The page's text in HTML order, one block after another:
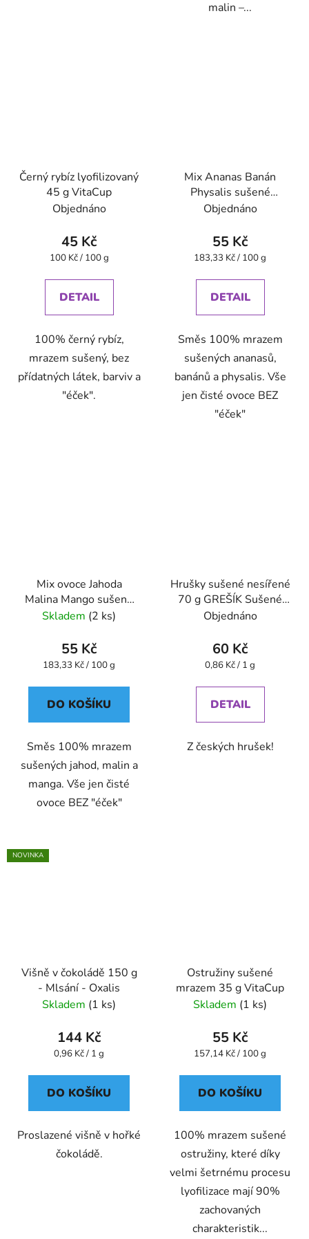
malin –...
Černý rybíz lyofilizovaný
45 g VitaCup
Objednáno
45 Kč
Měrná
100 Kč / 100 g
DETAIL
100% černý rybíz,
mrazem sušený, bez
přídatných látek, barviv a
"éček".
Mix Ananas Banán
Physalis sušené
mrazem 30 g VitaCup
Objednáno
55 Kč
Měrná
183,33 Kč / 100 g
DETAIL
Směs 100% mrazem
sušených ananasů,
banánů a physalis. Vše
jen čisté ovoce BEZ
"éček"
Mix ovoce Jahoda
Malina Mango sušené
mrazem 30 g VitaCup
Skladem (2 ks)
55 Kč
Měrná
183,33 Kč / 100 g
DO KOŠÍKU
Směs 100% mrazem
sušených jahod, malin a
manga. Vše jen čisté
ovoce BEZ "éček"
Hrušky sušené nesířené
70 g GREŠÍK Sušené
ovoce
Objednáno
60 Kč
Měrná
0,86 Kč / 1 g
DETAIL
Z českých hrušek!
NOVINKA
Višně v čokoládě 150 g
- Mlsání - Oxalis
Skladem (1 ks)
144 Kč
Měrná
0,96 Kč / 1 g
DO KOŠÍKU
Proslazené višně v hořké
čokoládě.
Ostružiny sušené
mrazem 35 g VitaCup
Skladem (1 ks)
55 Kč
Měrná
157,14 Kč / 100 g
DO KOŠÍKU
100% mrazem sušené
ostružiny, které díky
velmi šetrnému procesu
lyofilizace mají 90%
zachovaných
charakteristik...